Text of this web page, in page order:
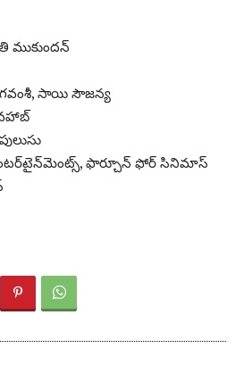
ముకుందన్
సాయి సౌజన్య
ఫార్చూన్ ఫోర్ సినిమాస్